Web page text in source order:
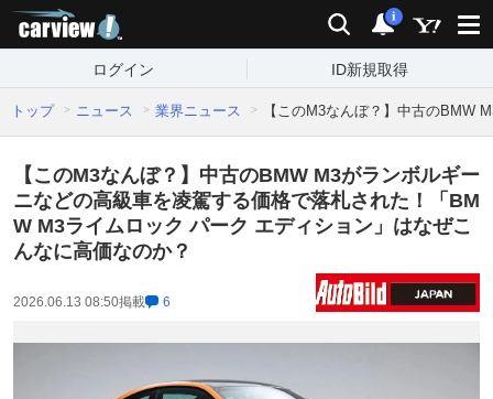
検索 通知
i
ログイン ID新規取得
トップ ニュース 業界ニュース 【このM3なんぼ？】中古のBMW
【このM3なんぼ？】中古のBMW M3がランボルギー
ニなどの高級車を凌駕する価格で落札された！「BM
W M3ライムロック パーク エディション」はなぜこ
んなに高価なのか？
2026.06.13 08:50掲載 6